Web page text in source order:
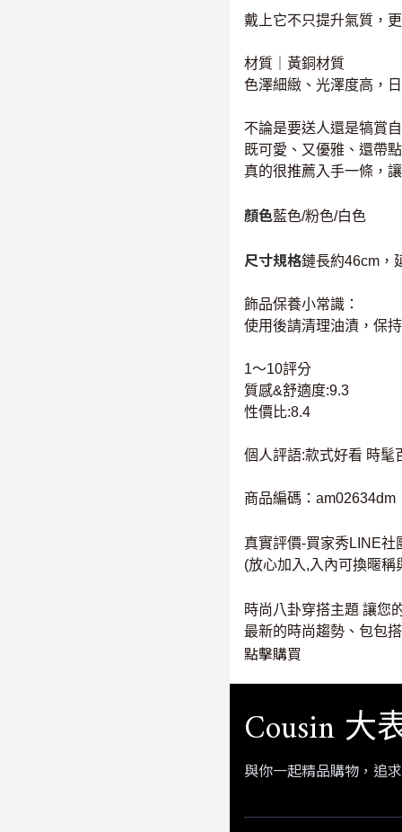
戴上它不只提升氣質，
材質｜黃銅材質
色澤細緻、光澤度高，
不論是要送人還是犒賞
既可愛、又優雅、還帶
真的很推薦入手一條，
顏色藍色/粉色/白色
尺寸規格鏈長約46cm，
飾品保養小常識：
使用後請清理油漬，保
1～10評分
質感&舒適度:9.3
性價比:8.4
個人評語:款式好看 時髦
商品編碼：am02634dm
真實評價-買家秀LINE社
(放心加入,入內可換暱稱
時尚八卦穿搭主題 讓您
最新的時尚趨勢、包包
點擊購買
Cousin 大
與你一起精品購物，追